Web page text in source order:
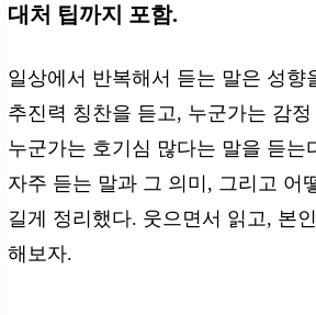
대처 팁까지 포함.
일상에서 반복해서 듣는 말은 성향
추진력 칭찬을 듣고, 누군가는 감
누군가는 호기심 많다는 말을 듣는
자주 듣는 말과 그 의미, 그리고 어
길게 정리했다. 웃으면서 읽고, 본
해보자.